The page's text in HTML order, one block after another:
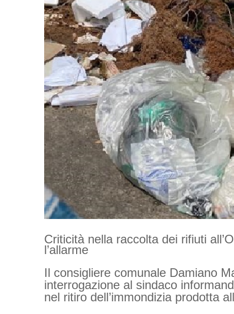
Criticità nella raccolta dei rifiuti
l’allarme
Il consigliere comunale Damiano
interrogazione al sindaco
nel ritiro dell’immondizia prodotta